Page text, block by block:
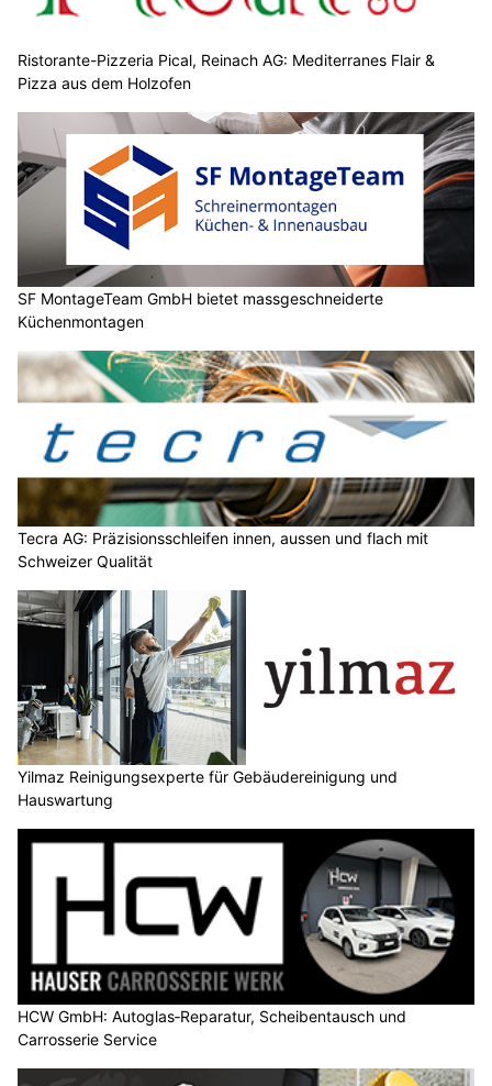
Ristorante-Pizzeria Pical, Reinach AG: Mediterranes Flair &
Pizza aus dem Holzofen
SF MontageTeam GmbH bietet massgeschneiderte
Küchenmontagen
Tecra AG: Präzisionsschleifen innen, aussen und flach mit
Schweizer Qualität
Yilmaz Reinigungsexperte für Gebäudereinigung und
Hauswartung
HCW GmbH: Autoglas‑Reparatur, Scheibentausch und
Carrosserie Service